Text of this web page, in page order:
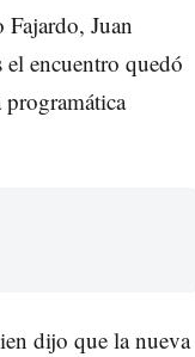
Fajardo, Juan
encuentro quedó
programática
dijo que la nueva